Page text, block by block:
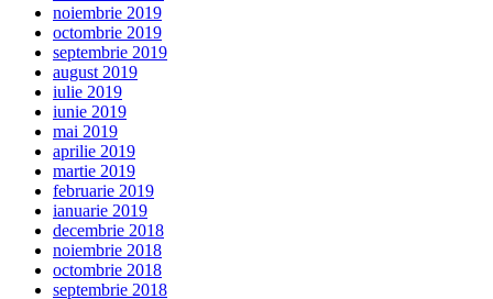
noiembrie 2019
octombrie 2019
septembrie 2019
august 2019
iulie 2019
iunie 2019
mai 2019
aprilie 2019
martie 2019
februarie 2019
ianuarie 2019
decembrie 2018
noiembrie 2018
octombrie 2018
septembrie 2018